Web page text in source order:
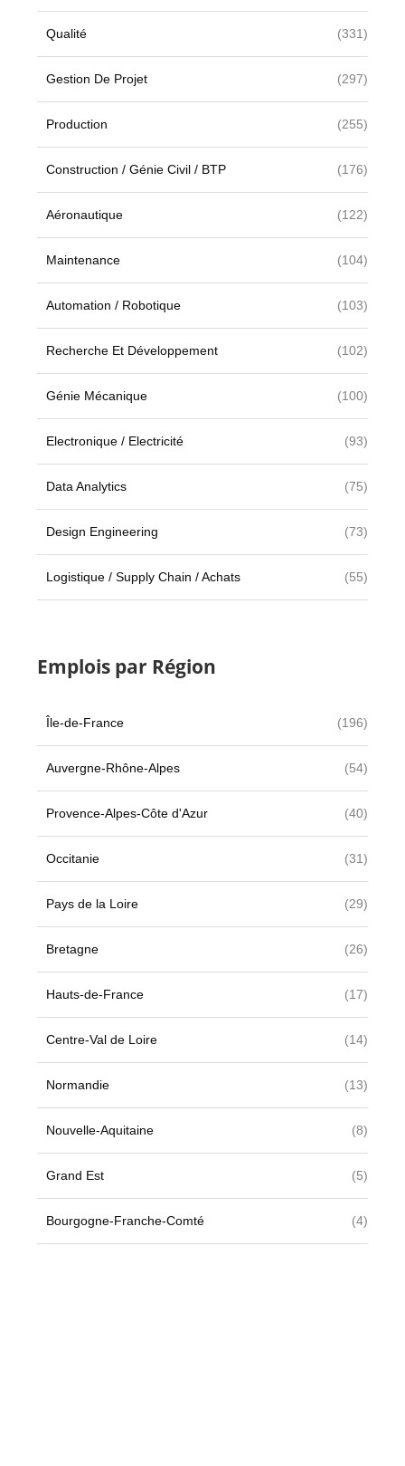
Qualité (331)
Gestion De Projet (297)
Production (255)
Construction / Génie Civil / BTP (176)
Aéronautique (122)
Maintenance (104)
Automation / Robotique (103)
Recherche Et Développement (102)
Génie Mécanique (100)
Electronique / Electricité (93)
Data Analytics (75)
Design Engineering (73)
Logistique / Supply Chain / Achats (55)
Emplois par Région
Île-de-France (196)
Auvergne-Rhône-Alpes (54)
Provence-Alpes-Côte d'Azur (40)
Occitanie (31)
Pays de la Loire (29)
Bretagne (26)
Hauts-de-France (17)
Centre-Val de Loire (14)
Normandie (13)
Nouvelle-Aquitaine (8)
Grand Est (5)
Bourgogne-Franche-Comté (4)